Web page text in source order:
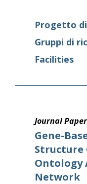
Progetto
Gruppi di
Facilities
Journal Paper
Gene-
Structure
Ontology
Network